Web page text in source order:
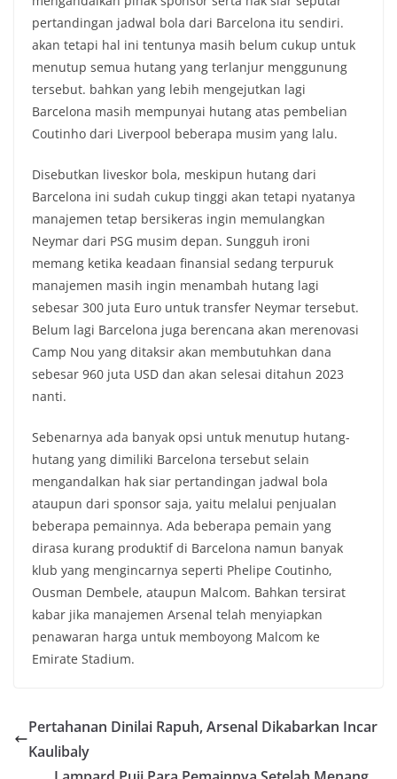
pertandingan jadwal bola dari Barcelona itu sendiri.
akan tetapi hal ini tentunya masih belum cukup untuk
menutup semua hutang yang terlanjur menggunung
tersebut. bahkan yang lebih mengejutkan lagi
Barcelona masih mempunyai hutang atas pembelian
Coutinho dari Liverpool beberapa musim yang lalu.
Disebutkan liveskor bola, meskipun hutang dari
Barcelona ini sudah cukup tinggi akan tetapi nyatanya
manajemen tetap bersikeras ingin memulangkan
Neymar dari PSG musim depan. Sungguh ironi
memang ketika keadaan finansial sedang terpuruk
manajemen masih ingin menambah hutang lagi
sebesar 300 juta Euro untuk transfer Neymar tersebut.
Belum lagi Barcelona juga berencana akan merenovasi
Camp Nou yang ditaksir akan membutuhkan dana
sebesar 960 juta USD dan akan selesai ditahun 2023
nanti.
Sebenarnya ada banyak opsi untuk menutup hutang-
hutang yang dimiliki Barcelona tersebut selain
mengandalkan hak siar pertandingan jadwal bola
ataupun dari sponsor saja, yaitu melalui penjualan
beberapa pemainnya. Ada beberapa pemain yang
dirasa kurang produktif di Barcelona namun banyak
klub yang mengincarnya seperti Phelipe Coutinho,
Ousman Dembele, ataupun Malcom. Bahkan tersirat
kabar jika manajemen Arsenal telah menyiapkan
penawaran harga untuk memboyong Malcom ke
Emirate Stadium.
Pertahanan Dinilai Rapuh, Arsenal Dikabarkan Incar
Kaulibaly